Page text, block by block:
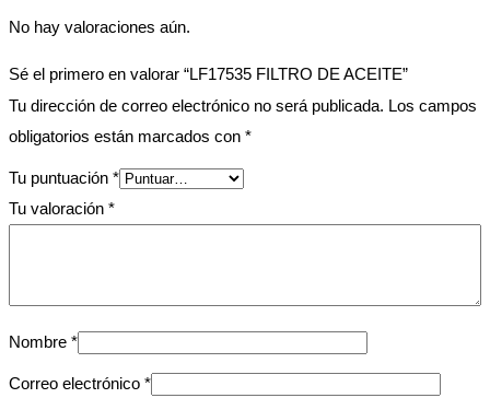
No hay valoraciones aún.
Sé el primero en valorar “LF17535 FILTRO DE ACEITE”
Tu dirección de correo electrónico no será publicada. Los campos
obligatorios están marcados con *
Tu puntuación *
Tu valoración *
Nombre *
Correo electrónico *